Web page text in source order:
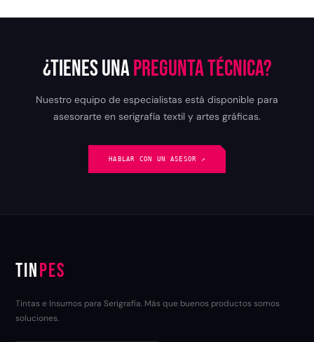
¿Tienes unapregunta técnica?
Nuestro equipo de especialistas está disponible para
asesorarte en serigrafía textil y artes gráficas.
HABLAR CON UN ASESOR ↗︎
TINPES
Tintas e Insumos para Serigrafía. Más que buenos productos somos
soluciones.